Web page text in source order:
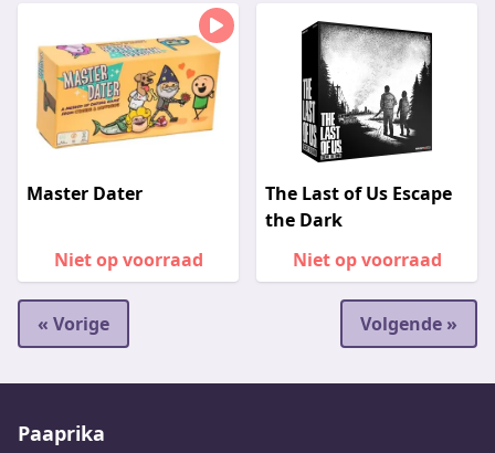
Master Dater
Niet op voorraad
The Last of Us Escape
the Dark
Niet op voorraad
« Vorige Volgende »
Paaprika